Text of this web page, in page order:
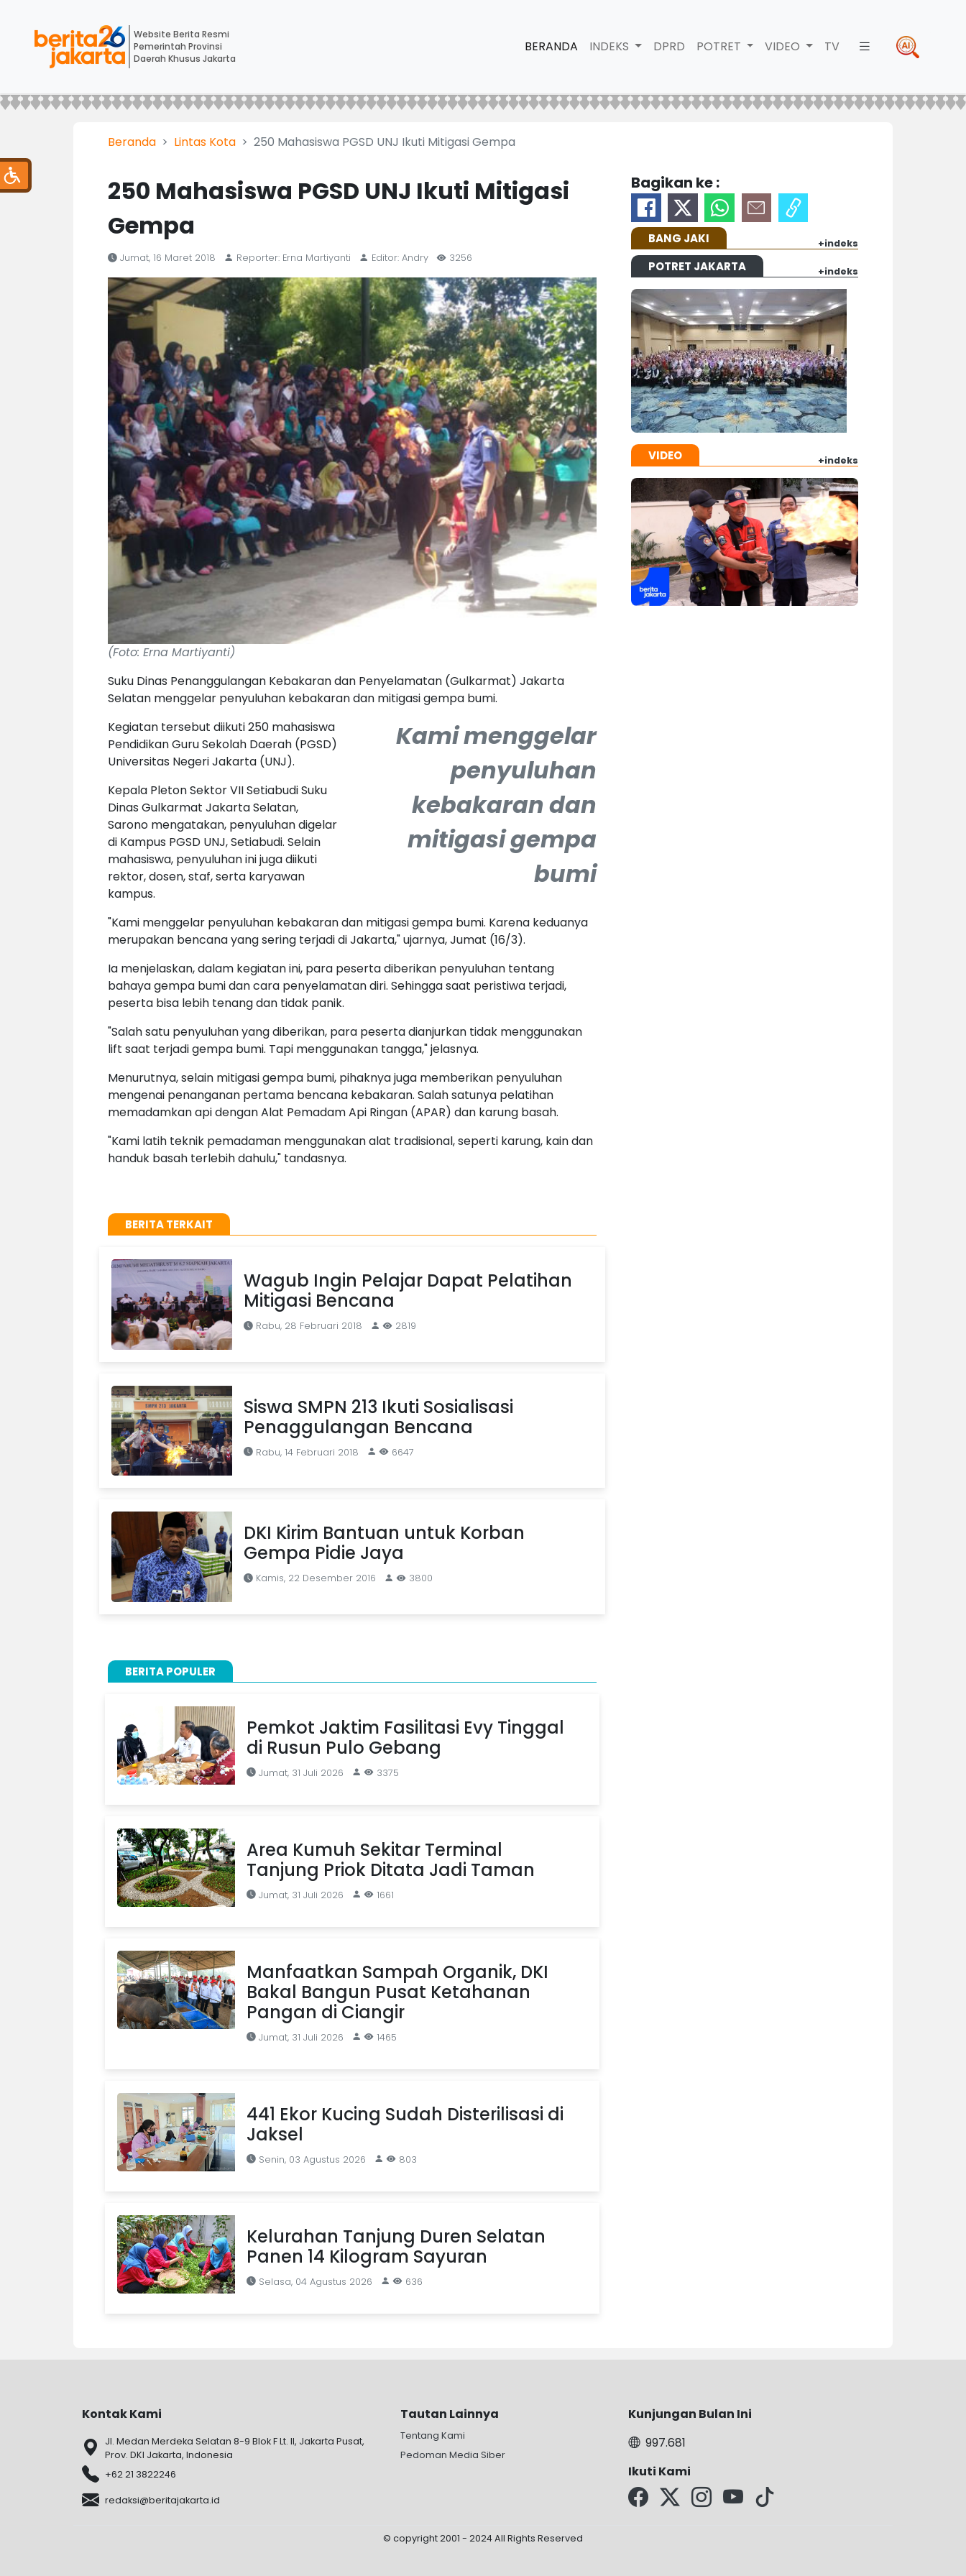
Website Berita Resmi
Pemerintah Provinsi
Daerah Khusus Jakarta
BERANDA INDEKS DPRD POTRET VIDEO TV
Beranda Lintas Kota 250 Mahasiswa PGSD UNJ Ikuti Mitigasi Gempa
250 Mahasiswa PGSD UNJ Ikuti Mitigasi
Gempa
Jumat, 16 Maret 2018 Reporter: Erna Martiyanti Editor: Andry 3256
(Foto: Erna Martiyanti)
Suku Dinas Penanggulangan Kebakaran dan Penyelamatan (Gulkarmat) Jakarta
Selatan menggelar penyuluhan kebakaran dan mitigasi gempa bumi.
Kami menggelar
penyuluhan
kebakaran dan
mitigasi gempa
bumi
Kegiatan tersebut diikuti 250 mahasiswa
Pendidikan Guru Sekolah Daerah (PGSD)
Universitas Negeri Jakarta (UNJ).
Kepala Pleton Sektor VII Setiabudi Suku
Dinas Gulkarmat Jakarta Selatan,
Sarono mengatakan, penyuluhan digelar
di Kampus PGSD UNJ, Setiabudi. Selain
mahasiswa, penyuluhan ini juga diikuti
rektor, dosen, staf, serta karyawan
kampus.
"Kami menggelar penyuluhan kebakaran dan mitigasi gempa bumi. Karena keduanya
merupakan bencana yang sering terjadi di Jakarta," ujarnya, Jumat (16/3).
Ia menjelaskan, dalam kegiatan ini, para peserta diberikan penyuluhan tentang
bahaya gempa bumi dan cara penyelamatan diri. Sehingga saat peristiwa terjadi,
peserta bisa lebih tenang dan tidak panik.
"Salah satu penyuluhan yang diberikan, para peserta dianjurkan tidak menggunakan
lift saat terjadi gempa bumi. Tapi menggunakan tangga," jelasnya.
Menurutnya,selain mitigasi gempa bumi, pihaknya juga memberikan penyuluhan
mengenai penanganan pertama bencana kebakaran. Salah satunya pelatihan
memadamkan api dengan Alat Pemadam Api Ringan (APAR) dan karung basah.
"Kami latih teknik pemadaman menggunakan alat tradisional, seperti karung, kain dan
handuk basah terlebih dahulu," tandasnya.
BERITA TERKAIT
Wagub Ingin Pelajar Dapat Pelatihan
Mitigasi Bencana
Rabu, 28 Februari 2018 2819
Siswa SMPN 213 Ikuti Sosialisasi
Penaggulangan Bencana
Rabu, 14 Februari 2018 6647
DKI Kirim Bantuan untuk Korban
Gempa Pidie Jaya
Kamis, 22 Desember 2016 3800
BERITA POPULER
Pemkot Jaktim Fasilitasi Evy Tinggal
di Rusun Pulo Gebang
Jumat, 31 Juli 2026 3375
Area Kumuh Sekitar Terminal
Tanjung Priok Ditata Jadi Taman
Jumat, 31 Juli 2026 1661
Manfaatkan Sampah Organik, DKI
Bakal Bangun Pusat Ketahanan
Pangan di Ciangir
Jumat, 31 Juli 2026 1465
441 Ekor Kucing Sudah Disterilisasi di
Jaksel
Senin, 03 Agustus 2026 803
Kelurahan Tanjung Duren Selatan
Panen 14 Kilogram Sayuran
Selasa, 04 Agustus 2026 636
Bagikan ke :
BANG JAKI +indeks
POTRET JAKARTA +indeks
VIDEO +indeks
Kontak Kami
Jl. Medan Merdeka Selatan 8-9 Blok F Lt. II, Jakarta Pusat,
Prov. DKI Jakarta, Indonesia
+62 21 3822246
redaksi@beritajakarta.id
Tautan Lainnya
Tentang Kami
Pedoman Media Siber
Kunjungan Bulan Ini
997.681
Ikuti Kami
© copyright 2001 - 2024 All Rights Reserved